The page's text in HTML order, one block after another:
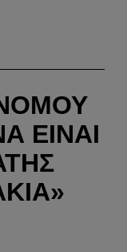
ΕΊΝΑΙ